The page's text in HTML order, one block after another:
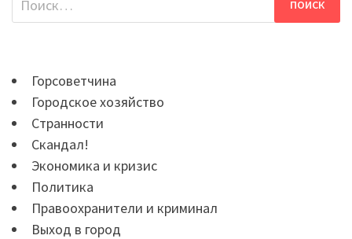
Горсоветчина
Городское хозяйство
Странности
Скандал!
Экономика и кризис
Политика
Правоохранители и криминал
Выход в город